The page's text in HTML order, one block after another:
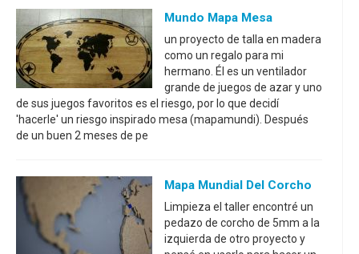
Mundo Mapa Mesa
un proyecto de talla en madera
como un regalo para mi
hermano. Él es un ventilador
grande de juegos de azar y uno
de sus juegos favoritos es el riesgo, por lo que decidí
'hacerle' un riesgo inspirado mesa (mapamundi). Después
de un buen 2 meses de pe
Mapa Mundial Del Corcho
Limpieza el taller encontré un
pedazo de corcho de 5mm a la
izquierda de otro proyecto y